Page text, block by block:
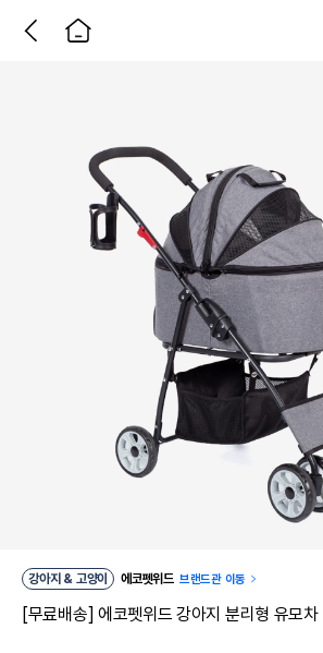
강아지 & 고양이 에코펫위드 브랜드관 이동
[무료배송] 에코펫위드 강아지 분리형 유모